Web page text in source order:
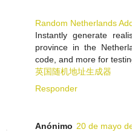
Random Netherlands
Instantly generate
province in the
code, and more for
英国随机地址生成器
Responder
Anónimo 20 de mayo